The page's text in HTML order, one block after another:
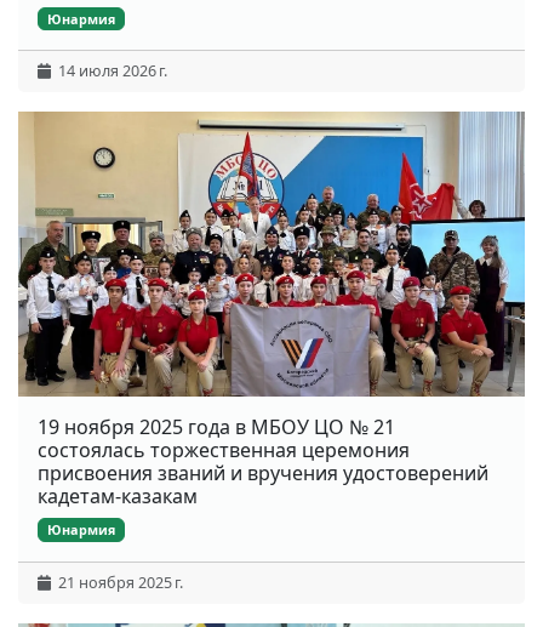
Юнармия
14 июля 2026 г.
19 ноября 2025 года в МБОУ ЦО № 21
состоялась торжественная церемония
присвоения званий и вручения удостоверений
кадетам-казакам
Юнармия
21 ноября 2025 г.